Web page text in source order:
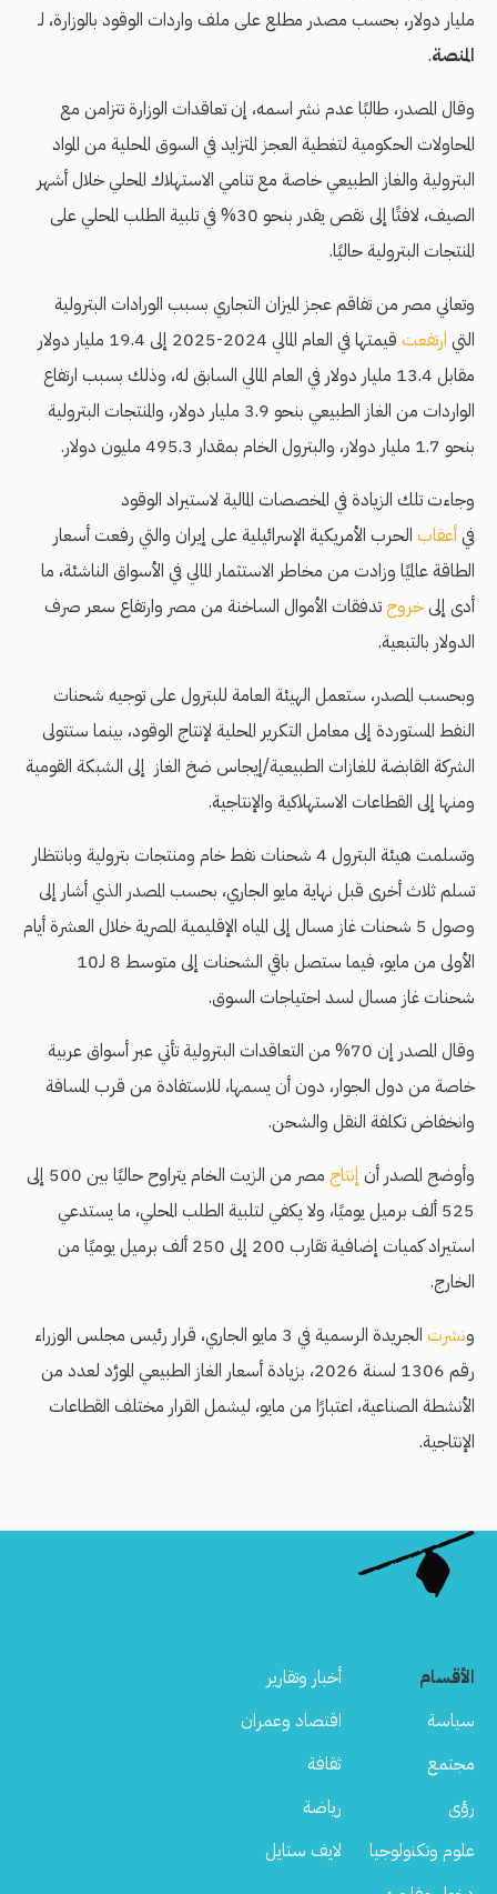
مليار دولار، بحسب مصدر مطلع على ملف واردات الوقود بالوزارة، لـ
المنصة.
وقال المصدر، طالبًا عدم نشر اسمه، إن تعاقدات الوزارة تتزامن مع
المحاولات الحكومية لتغطية العجز المتزايد في السوق المحلية من المواد
البترولية والغاز الطبيعي خاصة مع تنامي الاستهلاك المحلي خلال أشهر
الصيف، لافتًا إلى نقص يقدر بنحو 30% في تلبية الطلب المحلي على
المنتجات البترولية حاليًا.
وتعاني مصر من تفاقم عجز الميزان التجاري بسبب الورادات البترولية
التي ارتفعت
قيمتها في العام المالي 2024-2025 إلى 19.4 مليار دولار
مقابل 13.4 مليار دولار في العام المالي السابق له، وذلك بسبب ارتفاع
الواردات من الغاز الطبيعي بنحو 3.9 مليار دولار، والمنتجات البترولية
بنحو 1.7 مليار دولار، والبترول الخام بمقدار 495.3 مليون دولار.
وجاءت تلك الزيادة في المخصصات المالية لاستيراد الوقود
فيأعقاب الحرب الأمريكية الإسرائيلية على إيران والتي رفعت أسعار
الطاقة عالميًا وزادت من مخاطر الاستثمار المالي في الأسواق الناشئة، ما
أدى إلىخروجتدفقات الأموال الساخنة من مصر وارتفاع سعر صرف
الدولار بالتبعية.
وبحسب المصدر، ستعمل الهيئة العامة للبترول على توجيه شحنات
النفط المستوردة إلى معامل التكرير المحلية لإنتاج الوقود، بينما ستتولى
الشركة القابضة للغازات الطبيعية/إيجاس ضخ الغاز إلى الشبكة القومية
ومنها إلى القطاعات الاستهلاكية والإنتاجية.
وتسلمت هيئة البترول 4 شحنات نفط خام ومنتجات بترولية وبانتظار
تسلم ثلاث أخرى قبل نهاية مايو الجاري، بحسب المصدر الذي أشار إلى
وصول 5 شحنات غاز مسال إلى المياه الإقليمية المصرية خلال العشرة أيام
الأولى من مايو، فيما ستصل باقي الشحنات إلى متوسط 8 لـ10
شحنات غاز مسال لسد احتياجات السوق.
وقال المصدر إن 70% من التعاقدات البترولية تأتي عبر أسواق عربية
خاصة من دول الجوار، دون أن يسمها، للاستفادة من قرب المسافة
وانخفاض تكلفة النقل والشحن.
وأوضح المصدر أن إنتاج
مصر من الزيت الخام يتراوح حاليًا بين 500 إلى
525 ألف برميل يوميًا، ولا يكفي لتلبية الطلب المحلي، ما يستدعي
استيراد كميات إضافية تقارب 200 إلى 250 ألف برميل يوميًا من
الخارج.
ونشرت
الجريدة الرسمية في 3 مايو الجاري، قرار رئيس مجلس الوزراء
رقم 1306 لسنة 2026، بزيادة أسعار الغاز الطبيعي المورَّد لعدد من
الأنشطة الصناعية، اعتبارًا من مايو، ليشمل القرار مختلف القطاعات
الإنتاجية.
الأقسام
أخبار وتقارير
سياسة
اقتصاد وعمران
مجتمع
ثقافة
رؤى
رياضة
علوم وتكنولوجيا
لايف ستايل